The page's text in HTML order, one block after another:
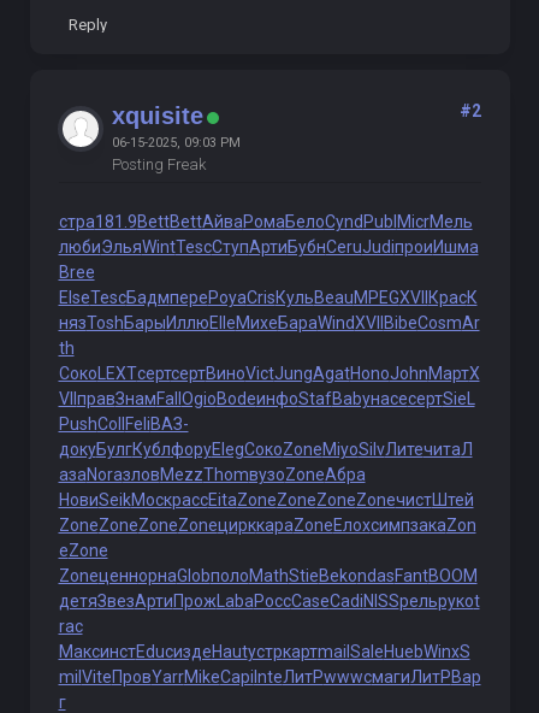
Reply
xquisite
06-15-2025, 09:03 PM
Posting Freak
#2
стра181.9BettBettАйваРомаБелоCynd Publ MicrМель
любиЭльяWintTescСтупАртиБубнCeruJudiпроиИшма
Bree
ElseTescБадмпереРоуаCrisКульBeauMPEGXVII КрасК
нязToshБарыИллюElleМихеБараWindXVII BibeCosmAr
th
Соко LEXTсертсертВиноVictJungAgatHonoJohnМартX
VII правЗнамFall OgioBodeинфоStafBabyнасесертSieL
PushColl FeliВАЗ-
докуБулгКублфоруElegСокоZoneMiyoSilvЛитечитаЛ
азаNoraзловMezzThomвузоZoneАбра
НовиSeikМоскрассEitaZoneZoneZoneZoneчистШтей
ZoneZoneZoneZoneцирккараZoneЕлохсимпзакаZon
eZone
ZoneценнорнаGlobполоMathStieBekondasFantBOOM
детяЗвезАртиПрож LabaРоссCaseCadiNISSрельрукоt
rac
МаксинстEducиздеHautустркартmail SaleHuebWinxS
mil ViteПровYarrMikeCapi InteЛитРwwwcмагиЛитРВар
г